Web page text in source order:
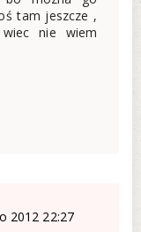
tam jeszcze ,
nie wiem
2012 22:27